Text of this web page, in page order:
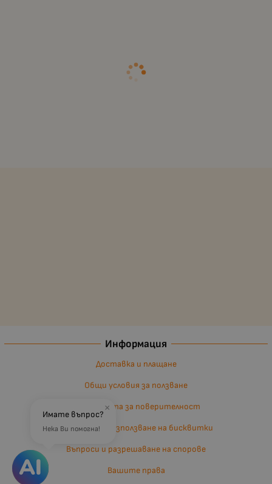
Информация
Доставка и плащане
Общи условия за ползване
Политиката за поверителност
Политика за използване на бисквитки
Въпроси и разрешаване на спорове
Вашите права
×
Имате въпрос?
Нека Ви помогна!